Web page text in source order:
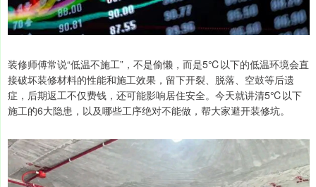
装修师傅常说“低温不施工”，不是偷懒，而是5℃以下的低温环境会直
接破坏装修材料的性能和施工效果，留下开裂、脱落、空鼓等后遗
症，后期返工不仅费钱，还可能影响居住安全。今天就讲清5℃以下
施工的6大隐患，以及哪些工序绝对不能做，帮大家避开装修坑。